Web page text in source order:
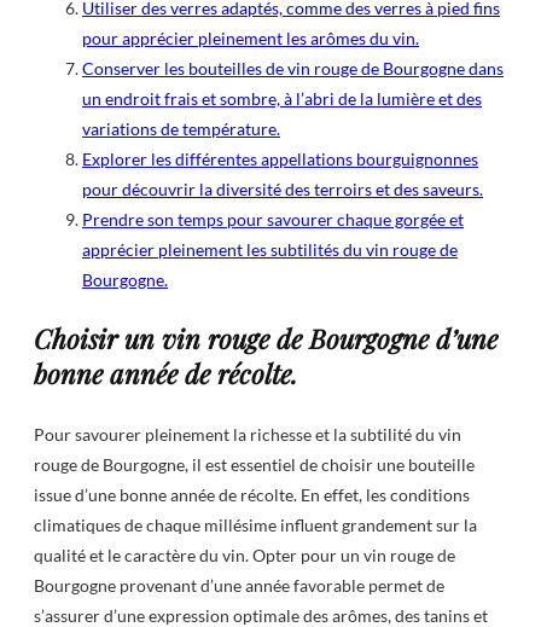
Utiliser des verres adaptés, comme des verres à pied fins
pour apprécier pleinement les arômes du vin.
Conserver les bouteilles de vin rouge de Bourgogne dans
un endroit frais et sombre, à l’abri de la lumière et des
variations de température.
Explorer les différentes appellations bourguignonnes
pour découvrir la diversité des terroirs et des saveurs.
Prendre son temps pour savourer chaque gorgée et
apprécier pleinement les subtilités du vin rouge de
Bourgogne.
Choisir un vin rouge de Bourgogne d’une
bonne année de récolte.
Pour savourer pleinement la richesse et la subtilité du vin
rouge de Bourgogne, il est essentiel de choisir une bouteille
issue d’une bonne année de récolte. En effet, les conditions
climatiques de chaque millésime influent grandement sur la
qualité et le caractère du vin. Opter pour un vin rouge de
Bourgogne provenant d’une année favorable permet de
s’assurer d’une expression optimale des arômes, des tanins et